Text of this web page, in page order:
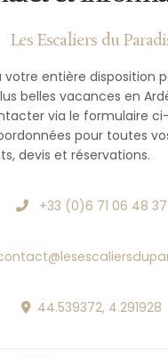
Les Escaliers du
votre entière disposition
belles vacances en
via le formulaire
pour toutes
devis et réservations.
+33 (0)6 71 06 48 37
44.539372, 4.291928